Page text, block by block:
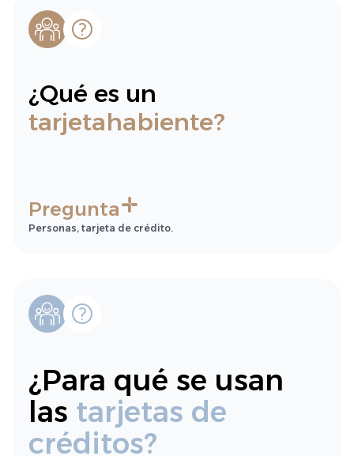
¿Qué es un
tarjetahabiente?
Pregunta
Personas, tarjeta de crédito.
¿Para qué se usan
las tarjetas de
créditos?